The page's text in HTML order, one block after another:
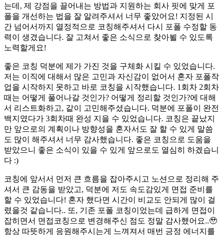
는데, 제 강점을 끌어내는 방법과 지원하는 회사 핏에 맞게 포
폴을 개선하는 법을 잘 알려주셔서 너무 좋았어요! 지정된 시
간 넘어서까지 열정적으로 코칭해주셔서 다시 포폴 수정할 동
력이 생겼습니다. 잘 고쳐서 좋은 소식으로 찾아뵐 수 있도록
노력할게요!
좋은 코칭 덕분에 제가 가진 것을 구체화 시킬 수 있었습니다.
저는 이직에 대해서 많은 고민과 자신감이 없어서 혼자 포폴작
업을 시작하지 못하고 바로 코칭을 시작했습니다. 1회차 2회차
때는 어떻게 풀어나갈 것인가? 어떻게 정리할 것인가?에 대해
서 리스트화하고, 같이 고민해주셨습니다. 덕분에 포폴이 완전
백지였다가 3회차때 완성 지을 수 있었습니다. 코칭은 끝났지
만 앞으로의 계획이나 방향성을 혼자서도 잘 할 수 있게 말씀
도 많이 해주셔서 너무 감사했습니다. 좋은 코칭으로 도움을
받았으니 좋은 소식이 있을 수 있게 앞으로도 열심히 하겠습니
다 :)
코칭에 앞서서 먼저 큰 흐름을 잡아주시고 노션으로 정리해 주
셔서 큰 감동을 받았고, 덕분에 저도 속도감있게 면접 준비를
할 수 있었습니다! 혼자 했다면 시간이 비교도 안되게 많이 걸
렸을것 같습니다.. 또, 기존 포폴 코칭이었는데 급하게 면접이
잡히면서 면접코칭으로 변경해주신 점도 정말 감사했어요..🥹
항상 따뜻하게 응원해주시는게 느껴져서 매번 긍정 에너지를